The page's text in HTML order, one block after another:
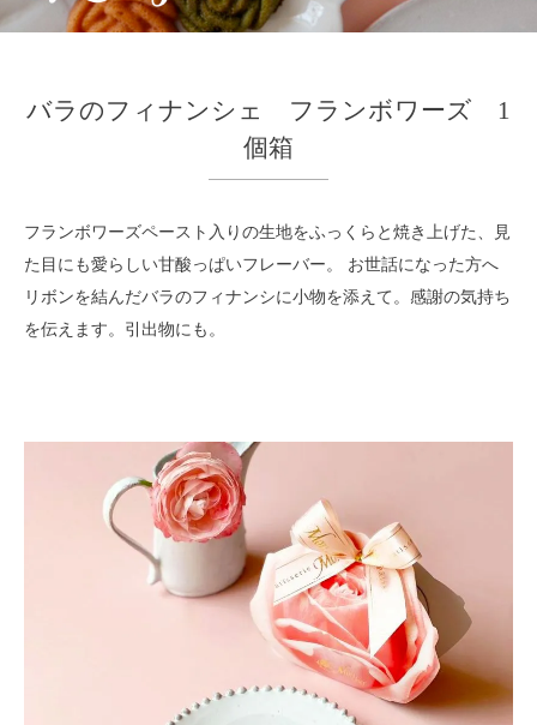
バラのフィナンシェ フランボワーズ 1
個箱
フランボワーズペースト入りの生地をふっくらと焼き上げた、見
た目にも愛らしい甘酸っぱいフレーバー。 お世話になった方へ
リボンを結んだバラのフィナンシに小物を添えて。感謝の気持ち
を伝えます。引出物にも。